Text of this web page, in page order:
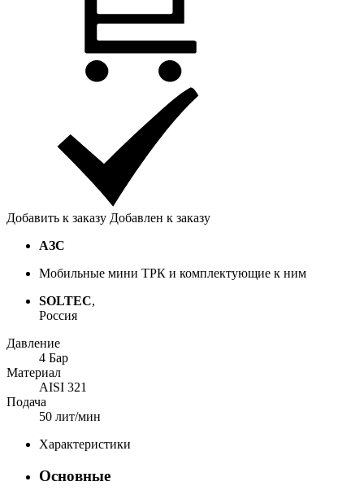
Добавить к заказу Добавлен к заказу
АЗС
Мобильные мини ТРК и комплектующие к ним
SOLTEC,
Россия
Давление
4 Бар
Материал
AISI 321
Подача
50 лит/мин
Характеристики
Основные